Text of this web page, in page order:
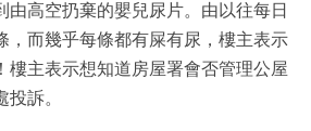
由高空扔棄的嬰兒尿片。由以往每日
，而幾乎每條都有屎有尿，樓主表示
樓主表示想知道房屋署會否管理公屋
訴。